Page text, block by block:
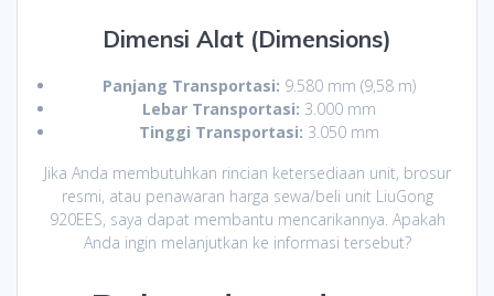
Dimensi Alat (Dimensions)
Panjang Transportasi: 9.580 mm (9,58 m)
Lebar Transportasi: 3.000 mm
Tinggi Transportasi: 3.050 mm
Jika Anda membutuhkan rincian ketersediaan unit, brosur
resmi, atau penawaran harga sewa/beli unit LiuGong
920EES, saya dapat membantu mencarikannya. Apakah
Anda ingin melanjutkan ke informasi tersebut?